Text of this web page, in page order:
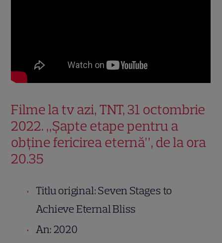
Filme la tv azi, TNT, 31 octombrie
2022. „Șapte etape pentru a
obține fericirea eternă”, de la ora
20.35
Titlu original: Seven Stages to
Achieve Eternal Bliss
An: 2020